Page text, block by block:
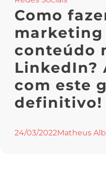
Como
marketing
conteúdo
LinkedIn?
com este
definitivo!
24/03/2022Matheus